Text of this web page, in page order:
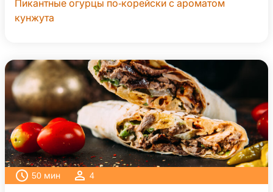
Пикантные огурцы по-корейски с ароматом
кунжута
50 мин 4